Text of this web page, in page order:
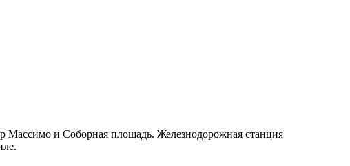
Массимо и Соборная площадь. Железнодорожная станция